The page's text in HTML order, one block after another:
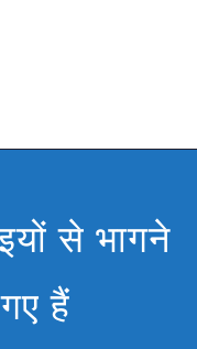
से भागने
हैं